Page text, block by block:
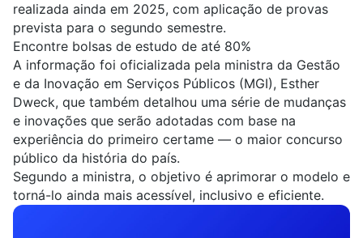
realizada ainda em 2025, com aplicação de provas
prevista para o segundo semestre.
Encontre bolsas de estudo de até 80%
A informação foi oficializada pela ministra da Gestão
e da Inovação em Serviços Públicos (MGI), Esther
Dweck, que também detalhou uma série de mudanças
e inovações que serão adotadas com base na
experiência do primeiro certame — o maior concurso
público da história do país.
Segundo a ministra, o objetivo é aprimorar o modelo e
torná-lo ainda mais acessível, inclusivo e eficiente.